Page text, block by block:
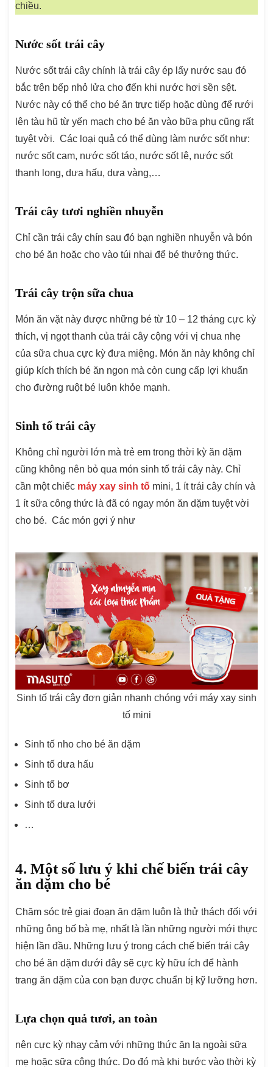
chiều.
Nước sốt trái cây
Nước sốt trái cây chính là trái cây ép lấy nước sau đó
bắc trên bếp nhỏ lửa cho đến khi nước hơi sền sệt.
Nước này có thể cho bé ăn trực tiếp hoặc dùng để rưới
lên tàu hũ từ yến mạch cho bé ăn vào bữa phụ cũng rất
tuyệt vời. Các loại quả có thể dùng làm nước sốt như:
nước sốt cam, nước sốt táo, nước sốt lê, nước sốt
thanh long, dưa hấu, dưa vàng,…
Trái cây tươi nghiền nhuyễn
Chỉ cần trái cây chín sau đó bạn nghiền nhuyễn và bón
cho bé ăn hoặc cho vào túi nhai để bé thưởng thức.
Trái cây trộn sữa chua
Món ăn vặt này được những bé từ 10 – 12 tháng cực kỳ
thích, vị ngọt thanh của trái cây cộng với vị chua nhẹ
của sữa chua cực kỳ đưa miệng. Món ăn này không chỉ
giúp kích thích bé ăn ngon mà còn cung cấp lợi khuẩn
cho đường ruột bé luôn khỏe mạnh.
Sinh tố trái cây
Không chỉ người lớn mà trẻ em trong thời kỳ ăn dặm
cũng không nên bỏ qua món sinh tố trái cây này. Chỉ
cần một chiếc máy xay sinh tố mini, 1 ít trái cây chín và
1 ít sữa công thức là đã có ngay món ăn dặm tuyệt vời
cho bé. Các món gợi ý như
Sinh tố trái cây đơn giản nhanh chóng với máy xay sinh
tố mini
Sinh tố nho cho bé ăn dặm
Sinh tố dưa hấu
Sinh tố bơ
Sinh tố dưa lưới
…
4. Một số lưu ý khi chế biến trái cây
ăn dặm cho bé
Chăm sóc trẻ giai đoạn ăn dặm luôn là thử thách đối với
những ông bố bà mẹ, nhất là lần những người mới thực
hiện lần đầu. Những lưu ý trong cách chế biến trái cây
cho bé ăn dặm dưới đây sẽ cực kỳ hữu ích để hành
trang ăn dặm của con bạn được chuẩn bị kỹ lưỡng hơn.
Lựa chọn quả tươi, an toàn
nên cực kỳ nhạy cảm với những thức ăn lạ ngoài sữa
mẹ hoặc sữa công thức. Do đó mà khi bước vào thời kỳ